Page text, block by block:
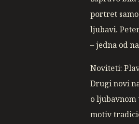
portret
ljubavi.
– jedna od
Noviteti:
Drugi novi
o
motiv